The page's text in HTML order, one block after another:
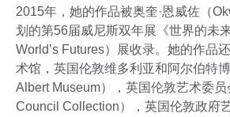
2015年，她的作品被奥奎·恩威佐（
划的第56届威尼斯双年展《世界的未
World’s Futures）展收录。她的作品
术馆，英国伦敦维多利亚和阿尔伯特
Albert Museum），英国伦敦艺术委
Council Collection），英国伦敦政府